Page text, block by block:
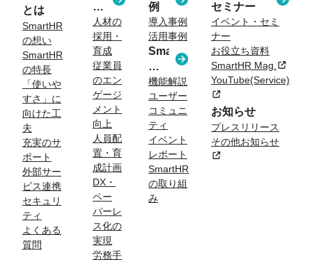
とは
SmartHR
の想い
SmartHR
の特長
「使いや
すさ」に
向けた工
夫
充実のサ
ポート
外部サー
ビス連携
セキュリ
ティ
よくある
質問
決
す
る
課
題
人材の
採用・
育成
従業員
のエン
ゲージ
メント
向上
人員配
置・育
成計画
DX・
ペー
パーレ
ス化の
実現
労務手
例
導入事例
活用事例
SmartHR
コ
ラ
ム
機能解説
ユーザー
コミュニ
ティ
イベント
レポート
SmartHR
の取り組
み
セミナー
イベント・セミ
ナー
お役立ち資料
SmartHR Mag.新規タ
YouTube(Service)
新規タブまたはウィン
お知らせ
プレスリリース
その他お知らせ
新規タブまたはウィン